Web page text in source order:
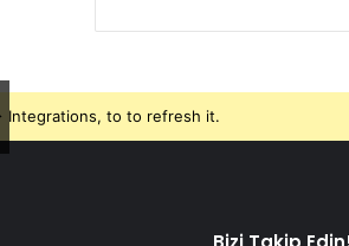
Integrations, to to refresh it.